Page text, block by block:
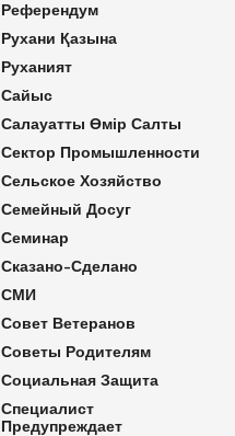
Референдум
Рухани Қазына
Руханият
Сайыс
Салауатты Өмір Салты
Сектор Промышленности
Сельское Хозяйство
Семейный Досуг
Семинар
Сказано-Сделано
СМИ
Совет Ветеранов
Советы Родителям
Социальная Защита
Специалист
Предупреждает